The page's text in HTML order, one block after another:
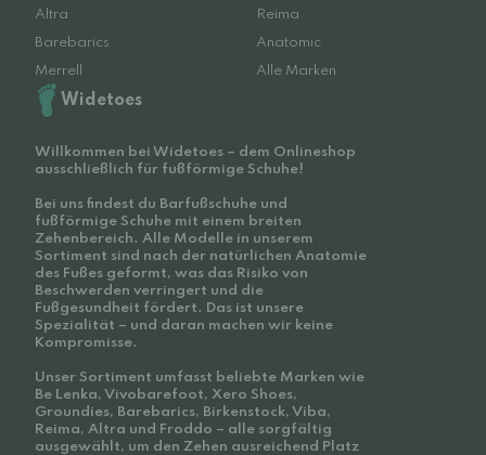
Altra
Reima
Barebarics
Anatomic
Merrell
Alle Marken
Widetoes
Willkommen bei Widetoes – dem Onlineshop
ausschließlich für fußförmige Schuhe!
Bei uns findest du Barfußschuhe und
fußförmige Schuhe mit einem breiten
Zehenbereich. Alle Modelle in unserem
Sortiment sind nach der natürlichen Anatomie
des Fußes geformt, was das Risiko von
Beschwerden verringert und die
Fußgesundheit fördert. Das ist unsere
Spezialität – und daran machen wir keine
Kompromisse.
Unser Sortiment umfasst beliebte Marken wie
Be Lenka, Vivobarefoot, Xero Shoes,
Groundies, Barebarics, Birkenstock, Viba,
Reima, Altra und Froddo – alle sorgfältig
ausgewählt, um den Zehen ausreichend Platz